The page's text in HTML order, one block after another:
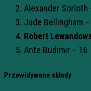
Alexander Sorloth
Jude Bellingham –
Robert
Ante Budimir – 16
Przewidywane składy